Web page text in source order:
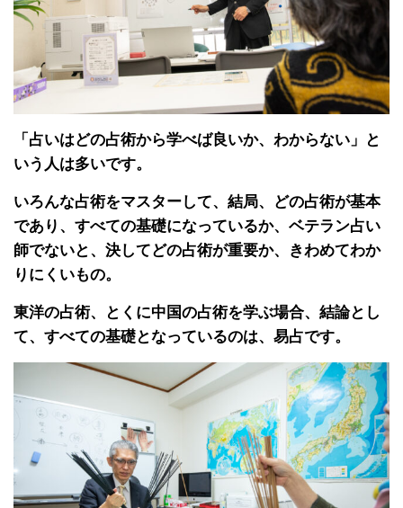
「占いはどの占術から学べば良いか、わからない」と
いう人は多いです。
いろんな占術をマスターして、結局、どの占術が基本
であり、すべての基礎になっているか、ベテラン占い
師でないと、決してどの占術が重要か、きわめてわか
りにくいもの。
東洋の占術、とくに中国の占術を学ぶ場合、結論とし
て、すべての基礎となっているのは、易占です。